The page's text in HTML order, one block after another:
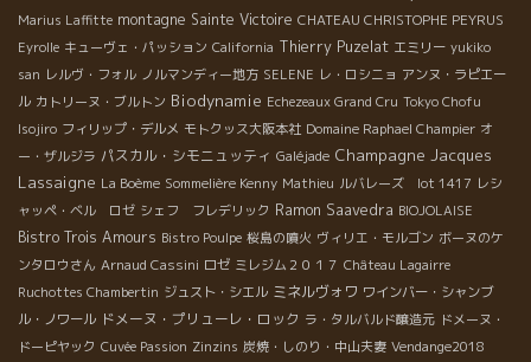
Marius Laffitte montagne Sainte Victoire CHATEAU CHRISTOPHE PEYRUS
Eyrolle キューヴェ・パッション California Thierry Puzelat エミリー yukiko
san レルヴ・フォル ノルマンディー地方 SELENE レ・ロシニョ アンヌ・ラピエー
ル カトリーヌ・ブルトン Biodynamie Echezeaux Grand Cru Tokyo Chofu
Isojiro フィリップ・デルメ モトクッス大阪本社 Domaine Raphael Champier オ
ー・ザルジラ パスカル・シモニュッティ Galéjade Champagne Jacques
Lassaigne La Boème Sommelière Kenny Mathieu ルバレーズ lot 1417 レシ
ャッペ・ベル ロゼ シェフ フレデリック Ramon Saavedra BIOJOLAISE
Bistro Trois Amours Bistro Poulpe 桜島の噴火 ヴィリエ・モルゴン ボーヌのケ
ンタロウさん Arnaud Cassini ロゼ ミレジム２０１７ Château Lagairre
Ruchottes Chambertin ジュスト・シエル ミネルヴォワ ワインバー・シャンブ
ル・ノワール ドメーヌ・プリューレ・ロック ラ・タルバルド醸造元 ドメーヌ・
ドーピヤック Cuvée Passion Zinzins 炭焼・しのり・中山夫妻 Vendange2018